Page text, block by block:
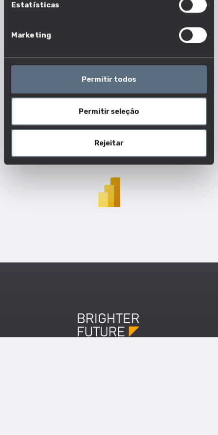
Estatísticas
Marketing
Permitir todos
Permitir seleção
Rejeitar
nas ofertas de emprego?
Acompanha as ofertas de emprego e descobre o
quão mencionada esta competência é.